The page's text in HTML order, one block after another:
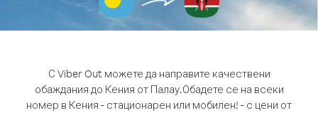
С Viber Out можете да направите качествени
обаждания до Кения от Палау.Обадете се на всеки
номер в Кения - стационарен или мобилен! - с цени от